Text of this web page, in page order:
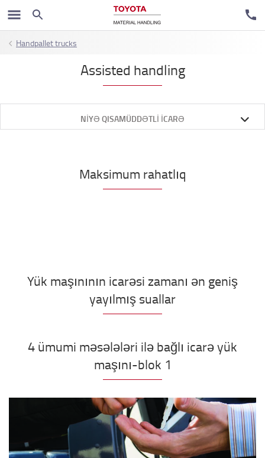
Handpallet trucks
Assisted handling
NIYƏ QISAMÜDDƏTLI ICARƏ
Maksimum rahatlıq
Yük maşınının icarəsi zamanı ən geniş
yayılmış suallar
4 ümumi məsələləri ilə bağlı icarə yük
maşını-blok 1